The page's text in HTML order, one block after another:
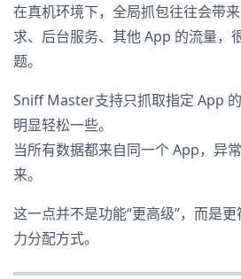
在真机环境下，全局抓包往往会带
求、后台服务、其他 App 的流量，
题。
Sniff Master支持只抓取指定 App
明显轻松一些。
当所有数据都来自同一个 App，异
来。
这一点并不是功能“更高级”，而是
力分配方式。